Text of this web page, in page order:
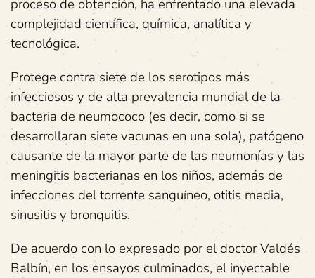
proceso de obtención, ha enfrentado una elevada
complejidad científica, química, analítica y
tecnológica.
Protege contra siete de los serotipos más
infecciosos y de alta prevalencia mundial de la
bacteria de neumococo (es decir, como si se
desarrollaran siete vacunas en una sola), patógeno
causante de la mayor parte de las neumonías y las
meningitis bacterianas en los niños, además de
infecciones del torrente sanguíneo, otitis media,
sinusitis y bronquitis.
De acuerdo con lo expresado por el doctor Valdés
Balbín, en los ensayos culminados, el inyectable